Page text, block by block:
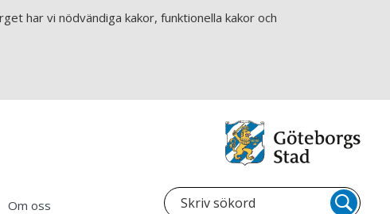
har vi nödvändiga kakor, funktionella kakor och
Om oss